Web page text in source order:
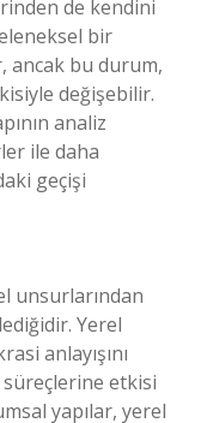
de kendini
bir
ancak bu durum,
değişebilir.
analiz
ile daha
geçişi
unsurlarından
Yerel
anlayışını
süreçlerine etkisi
yapılar, yerel